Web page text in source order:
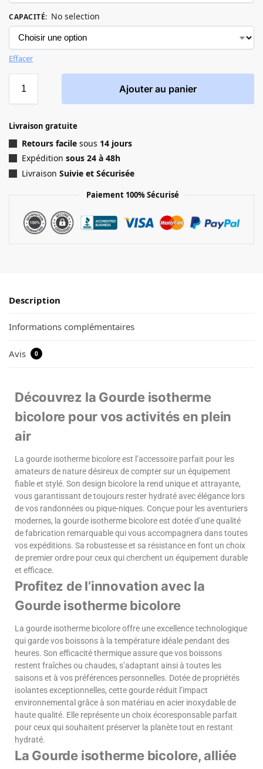
CAPACITÉ: No selection
Effacer
Ajouter au panier
Livraison gratuite
Retours facile sous 14 jours
Expédition sous 24 à 48h
Livraison Suivie et Sécurisée
Paiement 100% Sécurisé
Description
Informations complémentaires
Avis 0
Découvrez la Gourde isotherme
bicolore pour vos activités en plein
air
La gourde isotherme bicolore est l’accessoire parfait pour les
amateurs de nature désireux de compter sur un équipement
fiable et stylé. Son design bicolore la rend unique et attrayante,
vous garantissant de toujours rester hydraté avec élégance lors
de vos randonnées ou pique-niques. Conçue pour les aventuriers
modernes, la gourde isotherme bicolore est dotée d’une qualité
de fabrication remarquable qui vous accompagnera dans toutes
vos expéditions. Sa robustesse et sa résistance en font un choix
de premier ordre pour ceux qui cherchent un équipement durable
et efficace.
Profitez de l’innovation avec la
Gourde isotherme bicolore
La gourde isotherme bicolore offre une excellence technologique
qui garde vos boissons à la température idéale pendant des
heures. Son efficacité thermique assure que vos boissons
restent fraîches ou chaudes, s’adaptant ainsi à toutes les
saisons et à vos préférences personnelles. Dotée de propriétés
isolantes exceptionnelles, cette gourde réduit l’impact
environnemental grâce à son matériau en acier inoxydable de
haute qualité. Elle représente un choix écoresponsable parfait
pour ceux qui souhaitent préserver la planète tout en restant
hydraté.
La Gourde isotherme bicolore, alliée